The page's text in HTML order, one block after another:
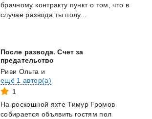
брачному контракту пункт о том, что в
случае развода ты полу...
После развода. Счет за
предательство
Риви Ольга и
ещё 1 автор(а)
1
На роскошной яхте Тимур Громов
собирается объявить гостям пол